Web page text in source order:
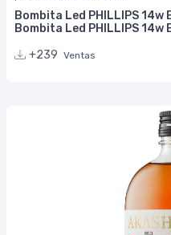
Bombita Led PHILLIPS
Bombita Led PHILLIPS
+239 Ventas